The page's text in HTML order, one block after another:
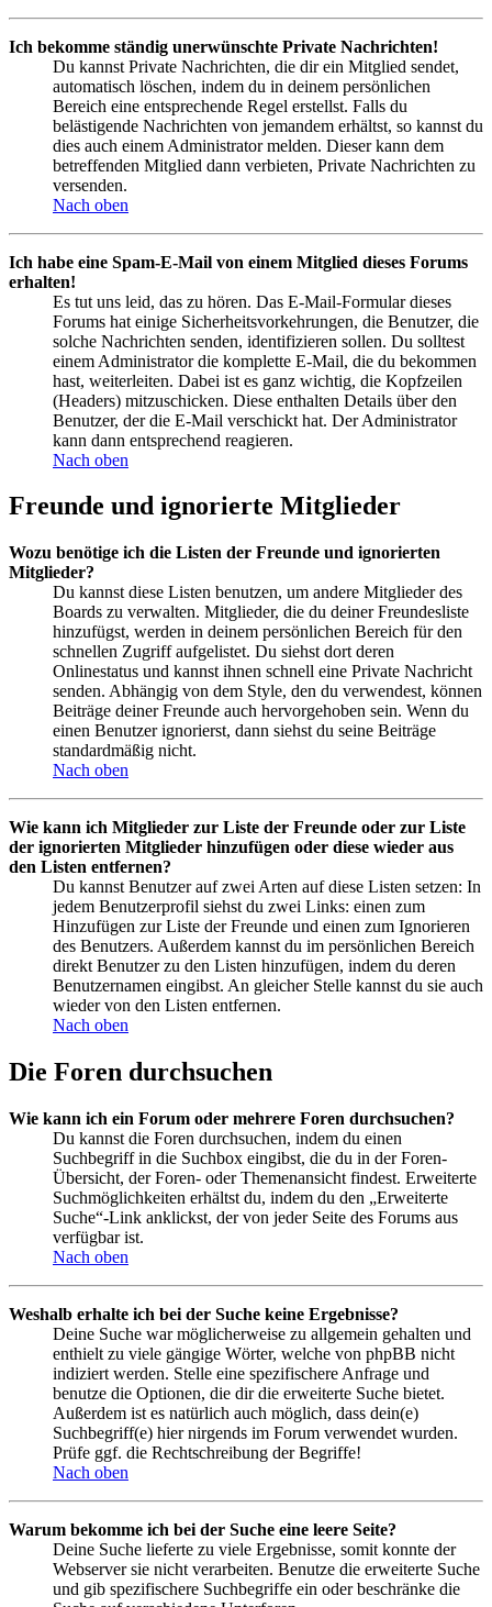
Ich bekomme ständig unerwünschte Private Nachrichten!
Du kannst Private Nachrichten, die dir ein Mitglied sendet,
automatisch löschen, indem du in deinem persönlichen
Bereich eine entsprechende Regel erstellst. Falls du
belästigende Nachrichten von jemandem erhältst, so kannst du
dies auch einem Administrator melden. Dieser kann dem
betreffenden Mitglied dann verbieten, Private Nachrichten zu
versenden.
Nach oben
Ich habe eine Spam-E-Mail von einem Mitglied dieses Forums
erhalten!
Es tut uns leid, das zu hören. Das E-Mail-Formular dieses
Forums hat einige Sicherheitsvorkehrungen, die Benutzer, die
solche Nachrichten senden, identifizieren sollen. Du solltest
einem Administrator die komplette E-Mail, die du bekommen
hast, weiterleiten. Dabei ist es ganz wichtig, die Kopfzeilen
(Headers) mitzuschicken. Diese enthalten Details über den
Benutzer, der die E-Mail verschickt hat. Der Administrator
kann dann entsprechend reagieren.
Nach oben
Freunde und ignorierte Mitglieder
Wozu benötige ich die Listen der Freunde und ignorierten
Mitglieder?
Du kannst diese Listen benutzen, um andere Mitglieder des
Boards zu verwalten. Mitglieder, die du deiner Freundesliste
hinzufügst, werden in deinem persönlichen Bereich für den
schnellen Zugriff aufgelistet. Du siehst dort deren
Onlinestatus und kannst ihnen schnell eine Private Nachricht
senden. Abhängig von dem Style, den du verwendest, können
Beiträge deiner Freunde auch hervorgehoben sein. Wenn du
einen Benutzer ignorierst, dann siehst du seine Beiträge
standardmäßig nicht.
Nach oben
Wie kann ich Mitglieder zur Liste der Freunde oder zur Liste
der ignorierten Mitglieder hinzufügen oder diese wieder aus
den Listen entfernen?
Du kannst Benutzer auf zwei Arten auf diese Listen setzen: In
jedem Benutzerprofil siehst du zwei Links: einen zum
Hinzufügen zur Liste der Freunde und einen zum Ignorieren
des Benutzers. Außerdem kannst du im persönlichen Bereich
direkt Benutzer zu den Listen hinzufügen, indem du deren
Benutzernamen eingibst. An gleicher Stelle kannst du sie auch
wieder von den Listen entfernen.
Nach oben
Die Foren durchsuchen
Wie kann ich ein Forum oder mehrere Foren durchsuchen?
Du kannst die Foren durchsuchen, indem du einen
Suchbegriff in die Suchbox eingibst, die du in der Foren-
Übersicht, der Foren- oder Themenansicht findest. Erweiterte
Suchmöglichkeiten erhältst du, indem du den „Erweiterte
Suche“-Link anklickst, der von jeder Seite des Forums aus
verfügbar ist.
Nach oben
Weshalb erhalte ich bei der Suche keine Ergebnisse?
Deine Suche war möglicherweise zu allgemein gehalten und
enthielt zu viele gängige Wörter, welche von phpBB nicht
indiziert werden. Stelle eine spezifischere Anfrage und
benutze die Optionen, die dir die erweiterte Suche bietet.
Außerdem ist es natürlich auch möglich, dass dein(e)
Suchbegriff(e) hier nirgends im Forum verwendet wurden.
Prüfe ggf. die Rechtschreibung der Begriffe!
Nach oben
Warum bekomme ich bei der Suche eine leere Seite?
Deine Suche lieferte zu viele Ergebnisse, somit konnte der
Webserver sie nicht verarbeiten. Benutze die erweiterte Suche
und gib spezifischere Suchbegriffe ein oder beschränke die